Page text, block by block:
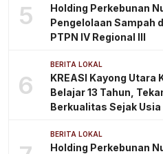
5
Holding Perkebunan
Pengelolaan Sampah
PTPN IV Regional III
6
BERITA LOKAL
KREASI Kayong Utara
Belajar 13 Tahun,
Berkualitas Sejak Usia
BERITA LOKAL
Holding Perkebunan